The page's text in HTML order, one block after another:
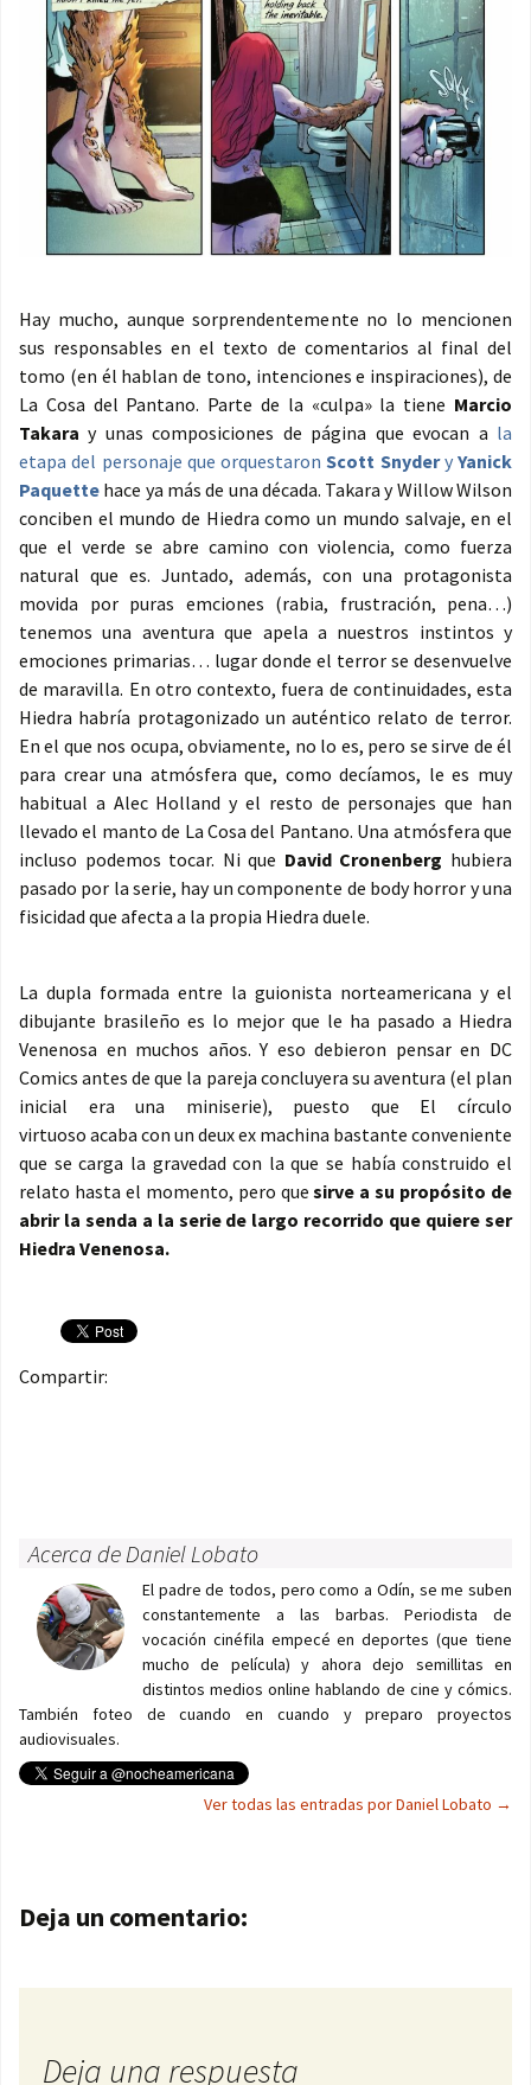
Hay mucho, aunque sorprendentemente no lo mencionen
sus responsables en el texto de comentarios al final del
tomo (en él hablan de tono, intenciones e inspiraciones), de
La Cosa del Pantano. Parte de la «culpa» la tiene Marcio
Takara y unas composiciones de página que evocan a la
etapa del personaje que orquestaron Scott SnyderyYanick
Paquette hace ya más de una década. Takara y Willow Wilson
conciben el mundo de Hiedra como un mundo salvaje, en el
que el verde se abre camino con violencia, como fuerza
natural que es. Juntado, además, con una protagonista
movida por puras emciones (rabia, frustración, pena…)
tenemos una aventura que apela a nuestros instintos y
emociones primarias… lugar donde el terror se desenvuelve
de maravilla. En otro contexto, fuera de continuidades, esta
Hiedra habría protagonizado un auténtico relato de terror.
En el que nos ocupa, obviamente, no lo es, pero se sirve de él
para crear una atmósfera que, como decíamos, le es muy
habitual a Alec Holland y el resto de personajes que han
llevado el manto de La Cosa del Pantano. Una atmósfera que
incluso podemos tocar. Ni que David Cronenberg hubiera
pasado por la serie, hay un componente de body horror y una
fisicidad que afecta a la propia Hiedra duele.
La dupla formada entre la guionista norteamericana y el
dibujante brasileño es lo mejor que le ha pasado a Hiedra
Venenosa en muchos años. Y eso debieron pensar en DC
Comics antes de que la pareja concluyera su aventura (el plan
inicial era una miniserie), puesto que El círculo
virtuoso acaba con un deux ex machina bastante conveniente
que se carga la gravedad con la que se había construido el
relato hasta el momento, pero quesirve a su propósito de
abrir la senda a la serie de largo recorrido que quiere ser
Hiedra Venenosa.
Compartir:
Acerca de Daniel Lobato
El padre de todos, pero como a Odín, se me suben
constantemente a las barbas. Periodista de
vocación cinéfila empecé en deportes (que tiene
mucho de película) y ahora dejo semillitas en
distintos medios online hablando de cine y cómics.
También foteo de cuando en cuando y preparo proyectos
audiovisuales.
Ver todas las entradas por Daniel Lobato →
Navegación de entradas
Deja un comentario:
Deja una respuesta